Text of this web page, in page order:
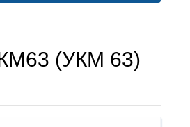
(УКМ 63)